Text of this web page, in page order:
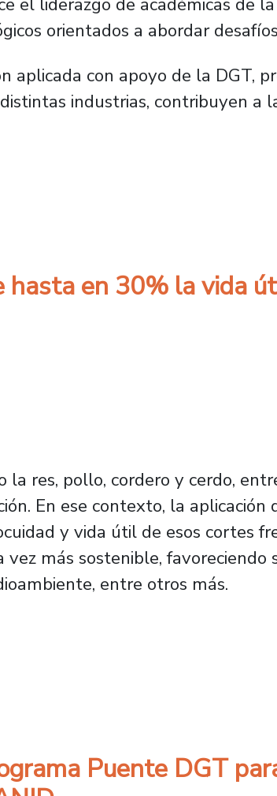
orientados a abordar
aplicada con apoyo de la DGT,
industrias, contribuyen a
tecnologías para el
hasta en 30% la vida
la res, pollo, cordero y cerdo,
En ese contexto, la
y vida útil de esos cortes
más sostenible, favoreciendo
entre otros más.
hasta en 30% la vida útil de
Puente DGT